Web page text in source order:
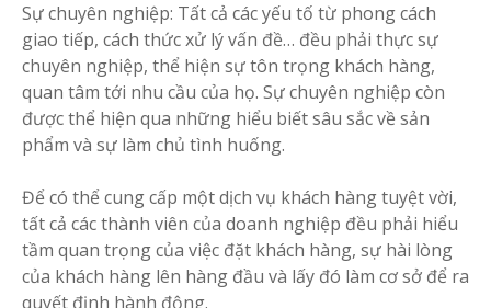
Sự chuyên nghiệp: Tất cả các yếu tố từ phong cách
giao tiếp, cách thức xử lý vấn đề… đều phải thực sự
chuyên nghiệp, thể hiện sự tôn trọng khách hàng,
quan tâm tới nhu cầu của họ. Sự chuyên nghiệp còn
được thể hiện qua những hiểu biết sâu sắc về sản
phẩm và sự làm chủ tình huống.
Để có thể cung cấp một dịch vụ khách hàng tuyệt vời,
tất cả các thành viên của doanh nghiệp đều phải hiểu
tầm quan trọng của việc đặt khách hàng, sự hài lòng
của khách hàng lên hàng đầu và lấy đó làm cơ sở để ra
quyết định hành động.